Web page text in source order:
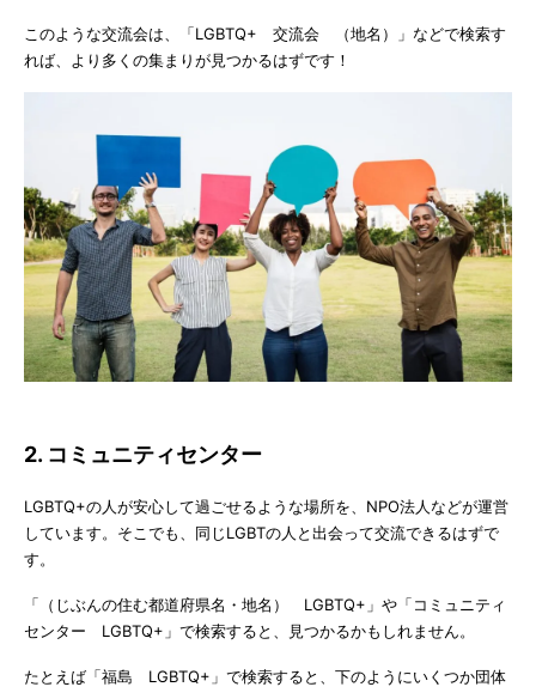
このような交流会は、「LGBTQ+ 交流会 （地名）」などで検索す
れば、より多くの集まりが見つかるはずです！
2. コミュニティセンター
LGBTQ+の人が安心して過ごせるような場所を、NPO法人などが運営
しています。そこでも、同じLGBTの人と出会って交流できるはずで
す。
「（じぶんの住む都道府県名・地名） LGBTQ+」や「コミュニティ
センター LGBTQ+」で検索すると、見つかるかもしれません。
たとえば「福島 LGBTQ+」で検索すると、下のようにいくつか団体